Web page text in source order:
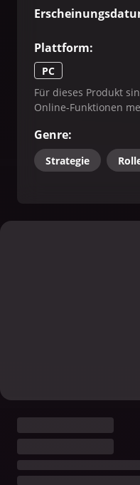
Plattform:
PC
Für dieses Produkt
Online-Funktionen
Genre:
Strategie